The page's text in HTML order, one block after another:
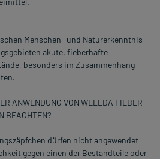
Menschen- und Naturerkenntnis
akute, fieberhafte
besonders im Zusammenhang
ANWENDUNG VON WELEDA FIEBER-
BEACHTEN?
dürfen nicht angewendet
gegen einen der Bestandteile oder